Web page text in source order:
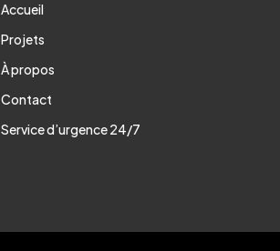
Accueil
Projets
À propos
Contact
Service d’urgence 24/7